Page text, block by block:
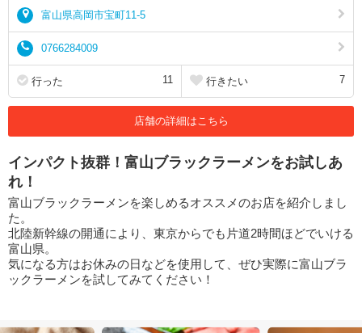
富山県高岡市宝町11-5
0766284009
行った 11 行きたい 7
店舗の詳細はこちら
インパクト抜群！富山ブラックラーメンをお試しあ
れ！
富山ブラックラーメンを楽しめるオススメのお店を紹介しまし
た。
北陸新幹線の開通により、東京からでも片道2時間ほどでいける
富山県。
気になる方はお休みの日などを使用して、ぜひ実際に富山ブラ
ックラーメンを試してみてください！